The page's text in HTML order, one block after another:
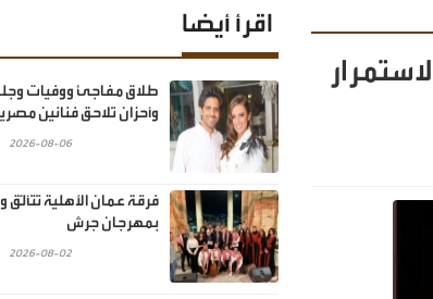
اقرأ أيضا
طلاق مفاجئ ووفيات
وأحزان تلاحق فنانين
2026-08-06
فرقة عمان الأهلية
بمهرجان جرش
2026-08-02